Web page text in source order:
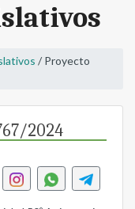
/ Proyecto
2024